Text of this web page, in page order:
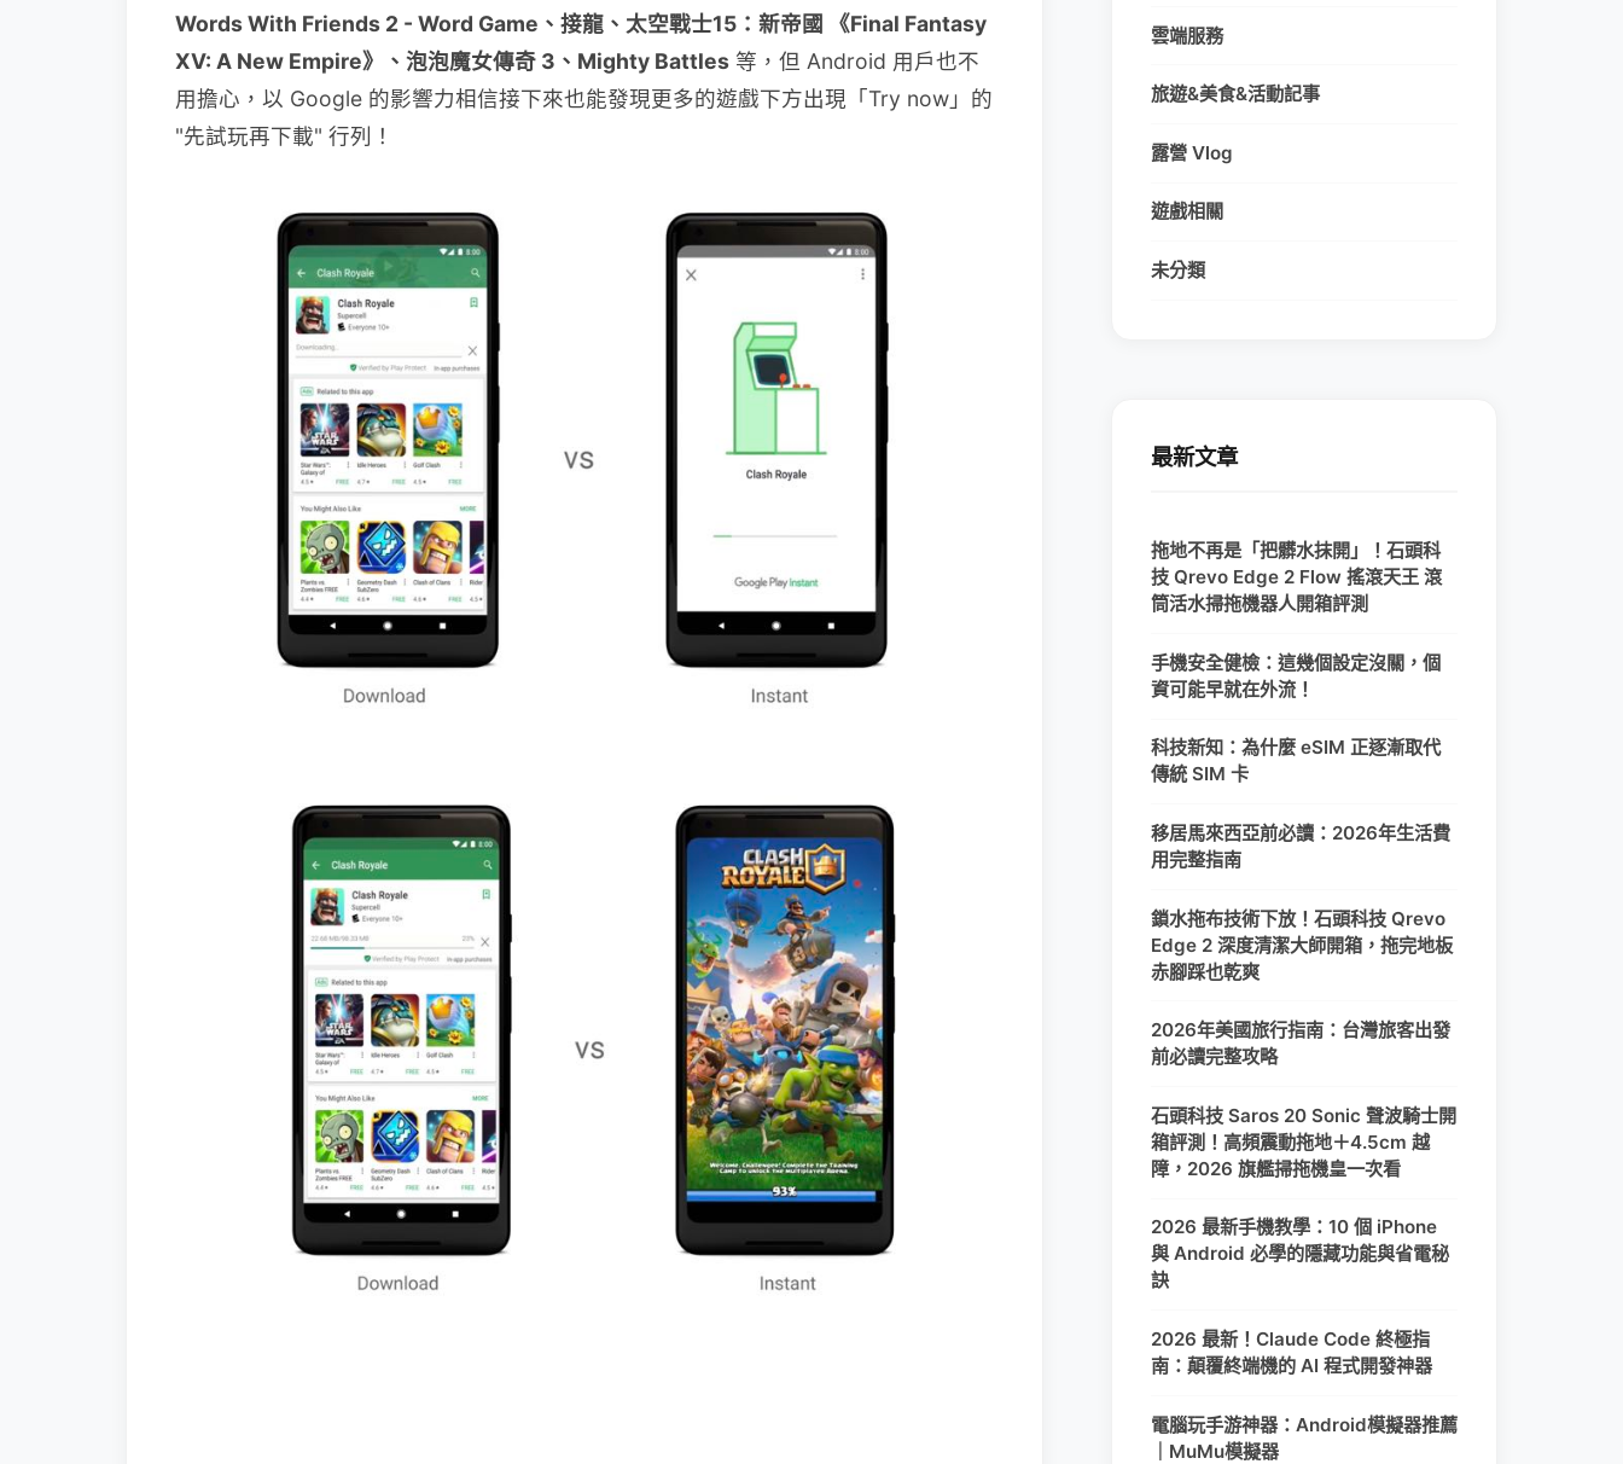
Words With Friends 2 - Word Game、接龍、太空戰士15：新帝國 《Final Fantasy
XV: A New Empire》、泡泡魔女傳奇 3、Mighty Battles 等，但 Android 用戶也不
用擔心，以 Google 的影響力相信接下來也能發現更多的遊戲下方出現「Try now」的
"先試玩再下載" 行列！
雲端服務
旅遊&美食&活動記事
露營 Vlog
遊戲相關
未分類
最新文章
拖地不再是「把髒水抹開」！石頭科
技 Qrevo Edge 2 Flow 搖滾天王 滾
筒活水掃拖機器人開箱評測
手機安全健檢：這幾個設定沒關，個
資可能早就在外流！
科技新知：為什麼 eSIM 正逐漸取代
傳統 SIM 卡
移居馬來西亞前必讀：2026年生活費
用完整指南
鎖水拖布技術下放！石頭科技 Qrevo
Edge 2 深度清潔大師開箱，拖完地板
赤腳踩也乾爽
2026年美國旅行指南：台灣旅客出發
前必讀完整攻略
石頭科技 Saros 20 Sonic 聲波騎士開
箱評測！高頻震動拖地＋4.5cm 越
障，2026 旗艦掃拖機皇一次看
2026 最新手機教學：10 個 iPhone
與 Android 必學的隱藏功能與省電秘
訣
2026 最新！Claude Code 終極指
南：顛覆終端機的 AI 程式開發神器
電腦玩手游神器：Android模擬器推薦
｜MuMu模擬器